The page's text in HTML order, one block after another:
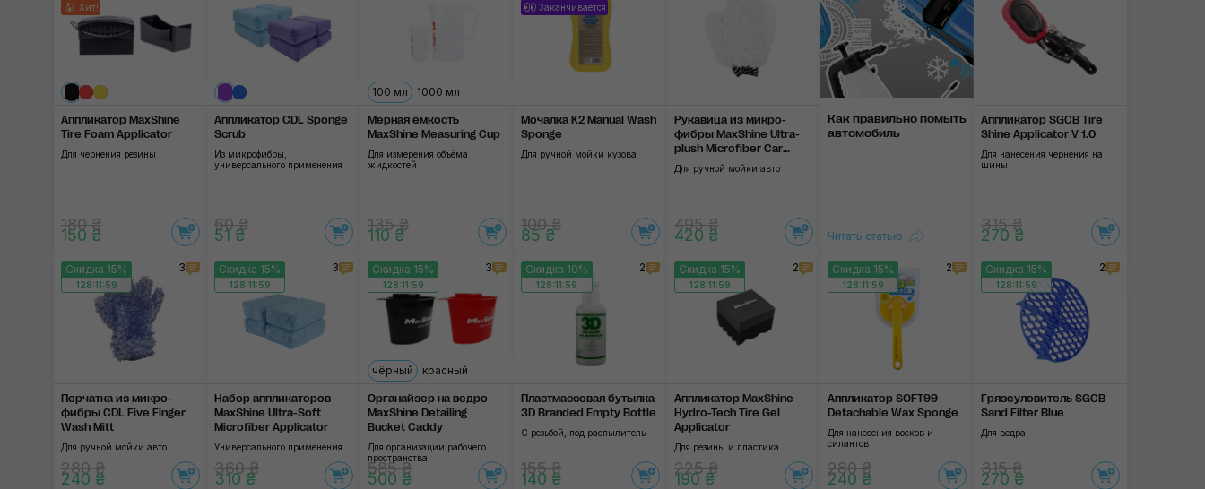
Nanoskin
3D
Хит!
Аппликатор MaxShine
Tire Foam Applicator
Для чернения резины
180 ₴
150 ₴
Аппликатор CDL Sponge
Scrub
Из микрофибры,
универсального применения
60 ₴
51 ₴
100 мл 1000 мл
Мерная ёмкость
MaxShine Measuring Cup
Для измерения объёма
жидкостей
135 ₴
110 ₴
Заканчивается
Мочалка K2 Manual Wash
Sponge
Для ручной мойки кузова
100 ₴
85 ₴
Рукавица из микро­
фибры MaxShine Ultra-
plush Microfiber Car
Wash Mitt
Для ручной мойки авто
495 ₴
420 ₴
Как правильно помыть
автомобиль
Читать статью
Аппликатор SGCB Tire
Shine Applicator V 1.0
Для нанесения чернения на
шины
315 ₴
270 ₴
Скидка 15%
128:11:58
3
Перчатка из микро­
фибры CDL Five Finger
Wash Mitt
Для ручной мойки авто
280 ₴
240 ₴
Скидка 15%
128:11:58
3
Набор аппликаторов
MaxShine Ultra-Soft
Microfiber Applicator
Универсального применения
360 ₴
310 ₴
Скидка 15%
128:11:58
3
чёрный красный
Органайзер на ведро
MaxShine Detailing
Bucket Caddy
Для организации рабочего
пространства
585 ₴
500 ₴
Скидка 10%
128:11:58
2
Пластмассовая бутылка
3D Branded Empty Bottle
С резьбой, под распылитель
155 ₴
140 ₴
Скидка 15%
128:11:58
2
Аппликатор MaxShine
Hydro-Tech Tire Gel
Applicator
Для резины и пластика
225 ₴
190 ₴
Скидка 15%
128:11:58
2
Аппликатор SOFT99
Detachable Wax Sponge
Для нанесения восков и
силантов
280 ₴
240 ₴
Скидка 15%
128:11:58
2
Грязеуловитель SGCB
Sand Filter Blue
Для ведра
315 ₴
270 ₴